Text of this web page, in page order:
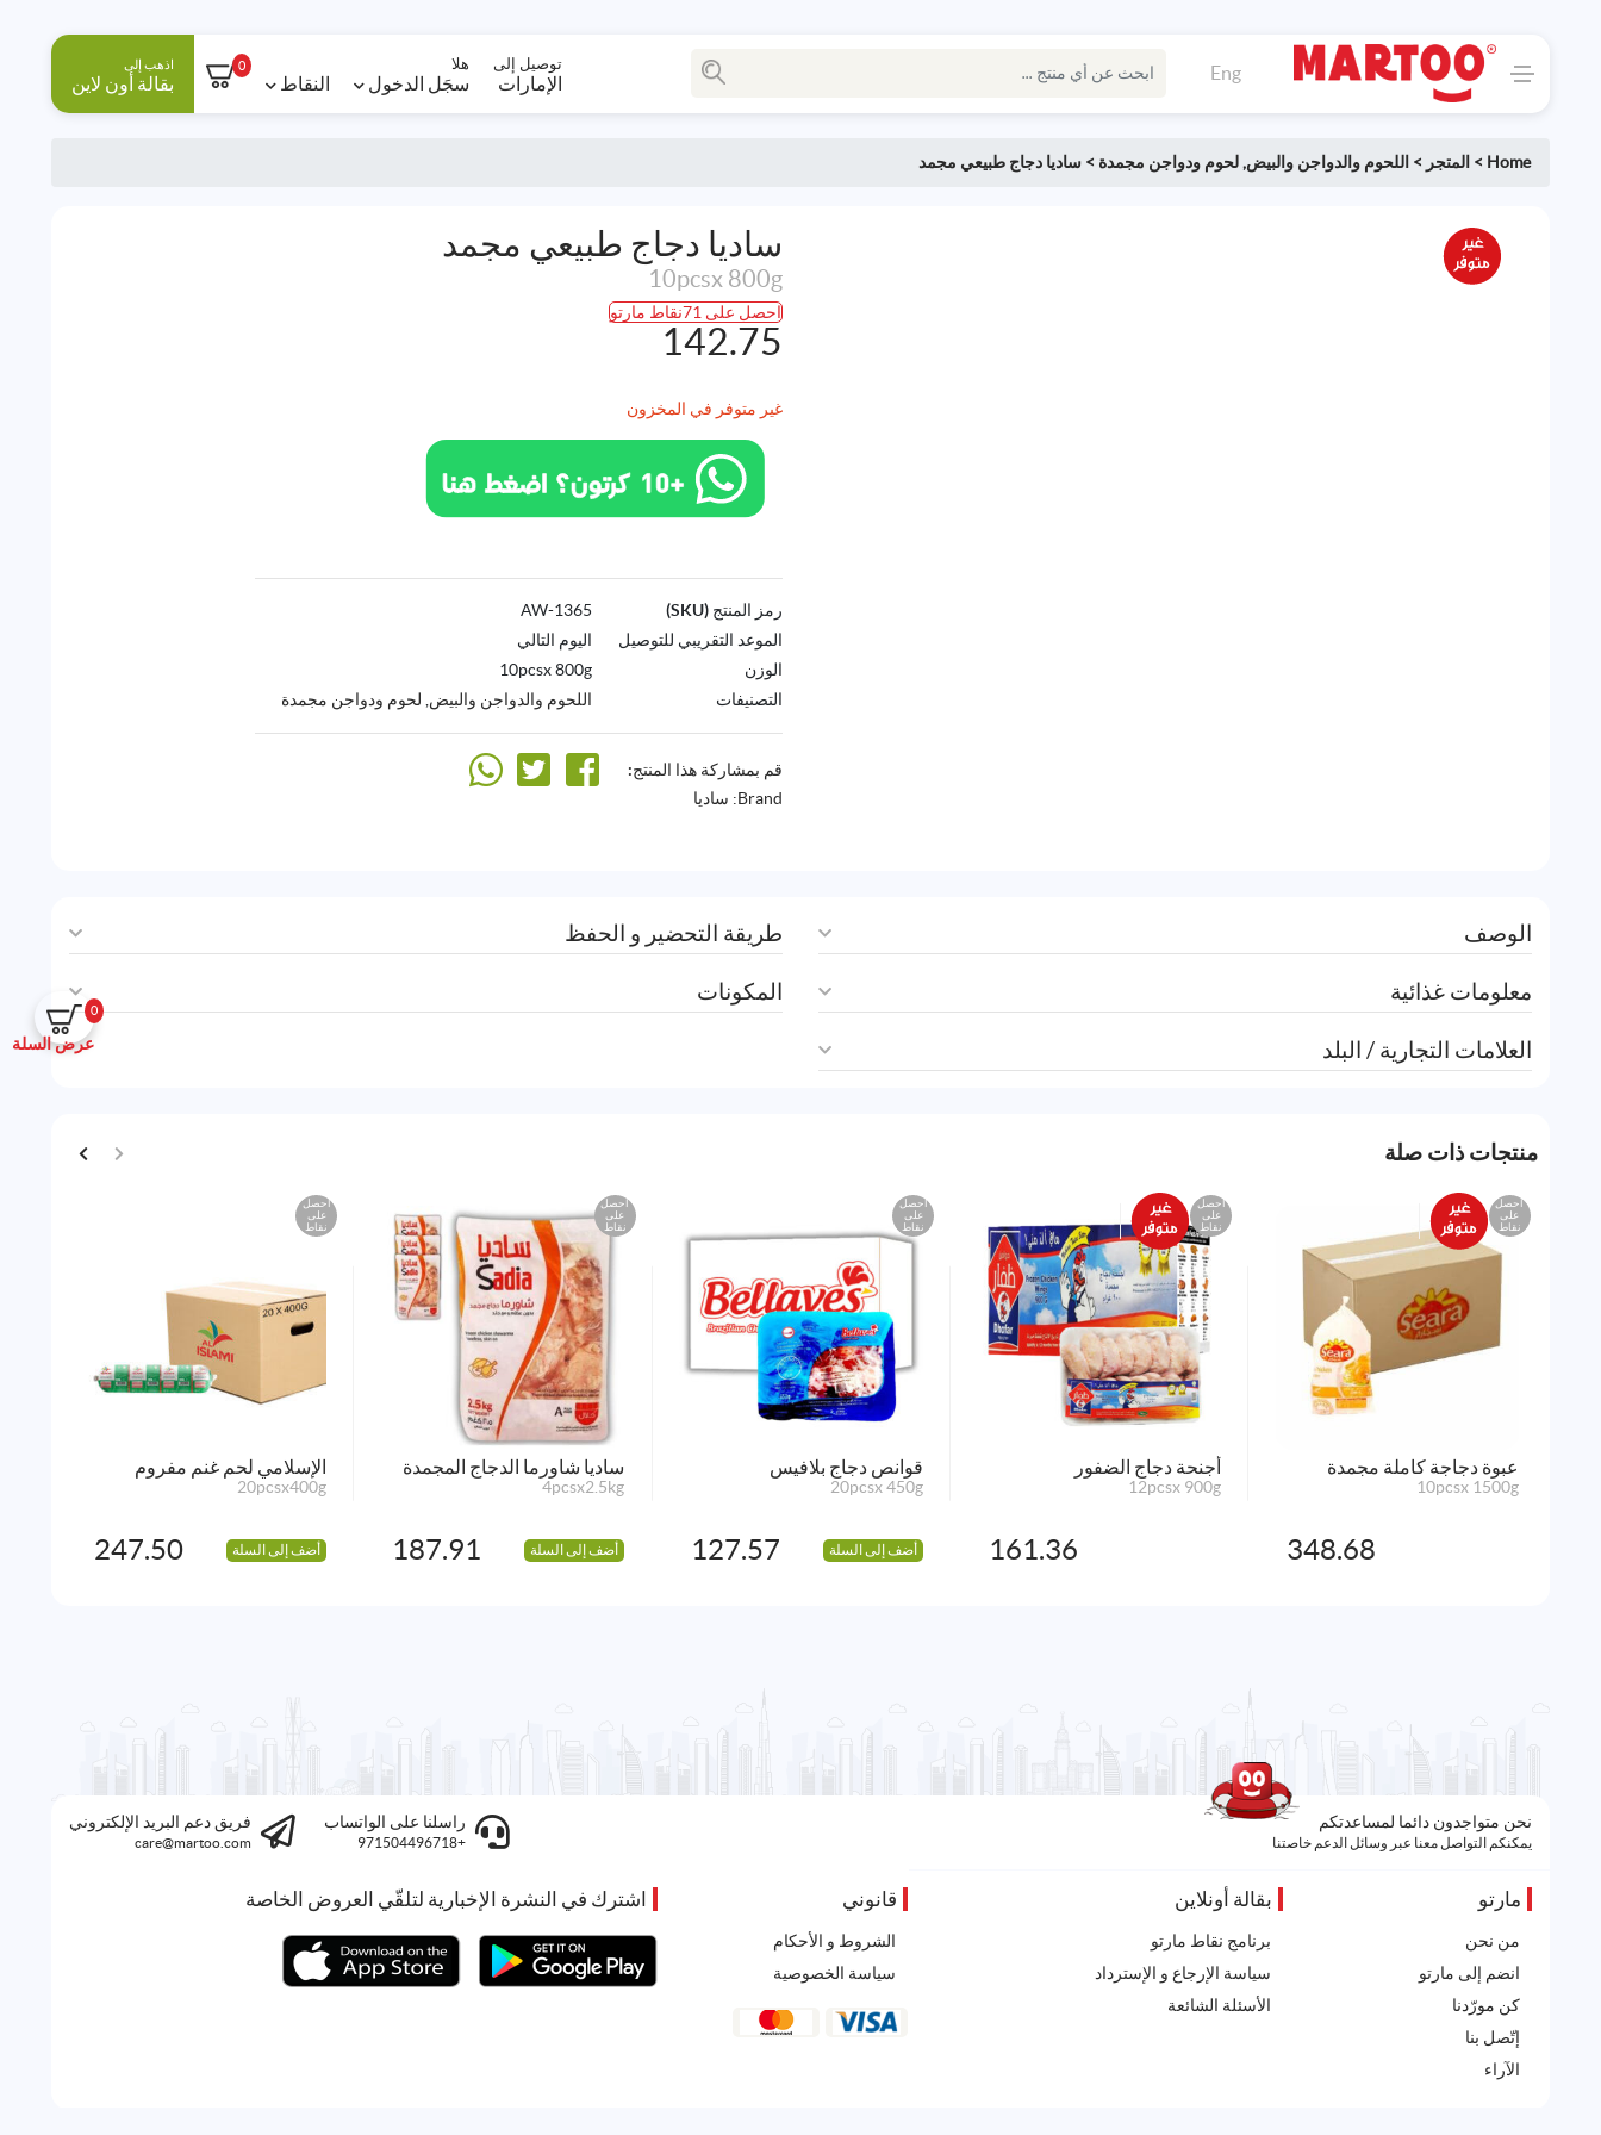
Eng توصيل إلى
الإمارات
هلا
سجَل الدخول النقاط
0 اذهب إلى
بقالة أون لاين
0
عرض السلة
Home
> المتجر > اللحوم والدواجن والبيض,لحوم ودواجن مجمدة >ساديا دجاج طبيعي مجمد
ساديا دجاج طبيعي مجمد
10pcsx 800g
احصل على 71نقاط مارتو
142.75
غير متوفر في المخزون
رمز المنتج (SKU)
1365-AW
الموعد التقريبي للتوصيل
اليوم التالي
الوزن
10pcsx 800g
التصنيفات
اللحوم والدواجن والبيض, لحوم ودواجن مجمدة
قم بمشاركة هذا المنتج:
Brand: ساديا
الوصف
معلومات غذائية
العلامات التجارية / البلد
طريقة التحضير و الحفظ
المكونات
منتجات ذات صلة
احصل
على
نقاط
عبوة دجاجة كاملة مجمدة
10pcsx 1500g
348.68
احصل
على
نقاط
أجنحة دجاج الضفور
12pcsx 900g
161.36
احصل
على
نقاط
قوانص دجاج بلافيس
20pcsx 450g
أضف إلى السلة 127.57
احصل
على
نقاط
ساديا شاورما الدجاج المجمدة
4pcsx2.5kg
أضف إلى السلة 187.91
احصل
على
نقاط
الإسلامي لحم غنم مفروم
20pcsx400g
أضف إلى السلة 247.50
نحن متواجدون دائما لمساعدتكم
يمكنكم التواصل معنا عبر وسائل الدعم خاصتنا
راسلنا على الواتساب
+971504496718
فريق دعم البريد الإلكتروني
care@martoo.com
مارتو
من نحن
انضم إلى مارتو
كن مورّدنا
إتّصل بنا
الآراء
بقالة أونلاين
برنامج نقاط مارتو
سياسة الإرجاع و الإسترداد
الأسئلة الشائعة
قانوني
الشروط و الأحكام
سياسة الخصوصية
اشترك في النشرة الإخبارية لتلقّي العروض الخاصة